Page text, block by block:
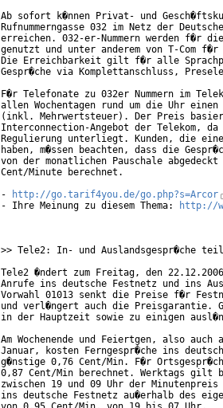
Ab sofort k�nnen Privat- und
Rufnummerngasse 032 im Netz der
erreichen. 032-er-Nummern werden f�r
genutzt und unter anderem von T-Com
Die Erreichbarkeit gilt f�r alle
Gespr�che via Komplettanschluss,
F�r Telefonate zu 032er Nummern im
allen Wochentagen rund um die Uhr
(inkl. Mehrwertsteuer). Der Preis
Interconnection-Angebot der Telekom,
Regulierung unterliegt. Kunden, die
haben, m�ssen beachten, dass die
von der monatlichen Pauschale
Cent/Minute berechnet.
-
http://go.tarif4you.de/go.php?s=Arcor
- Ihre Meinung zu diesem Thema:
http://
>> Tele2: In- und Auslandsgespr�che
Tele2 �ndert zum Freitag, den
Anrufe ins deutsche Festnetz und ins
Vorwahl 01013 senkt die Preise f�r
und verl�ngert auch die Preisgarantie.
in der Hauptzeit sowie zu einigen
Am Wochenende und Feiertgen, also auch
Januar, kosten Ferngespr�che ins
g�nstige 0,76 Cent/Min. F�r
0,87 Cent/Min berechnet. Werktags gilt
zwischen 19 und 09 Uhr der
ins deutsche Festnetz au�erhalb des